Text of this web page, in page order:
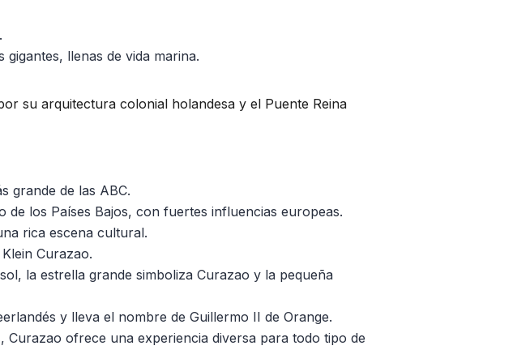
llenas de vida marina.
su arquitectura colonial holandesa y el Puente Reina
grande de las ABC.
de los Países Bajos, con fuertes influencias europeas.
rica escena cultural.
Curazao.
la estrella grande simboliza Curazao y la pequeña
y lleva el nombre de Guillermo II de Orange.
Curazao ofrece una experiencia diversa para todo tipo de